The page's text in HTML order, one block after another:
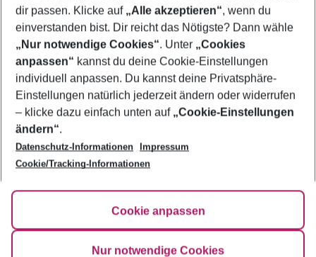
Last Minute Calpe
Footer
Footer navigation
Über uns
AGB
Bestpreisgarantie
Cookie-Einstellungen ändern
Cookie-Richtlinie
Impressum
Agenturbetreuung
Barrierefreies Reisen
HanseMerkur Reiseversicherung
Hilfe & Kontakt
Folge uns
dir passen. Klicke auf „Alle akzeptieren“, wenn du
einverstanden bist. Dir reicht das Nötigste? Dann wähle
„Nur notwendige Cookies“. Unter „Cookies
anpassen“ kannst du deine Cookie-Einstellungen
individuell anpassen. Du kannst deine Privatsphäre-
Einstellungen natürlich jederzeit ändern oder widerrufen
– klicke dazu einfach unten auf „Cookie-Einstellungen
ändern“.
Datenschutz-Informationen
Impressum
Cookie/Tracking-Informationen
Cookie anpassen
Nur notwendige Cookies